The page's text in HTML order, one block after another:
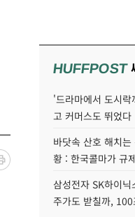
HUFFPOST
'드라마에서 도시
고 커머스도 뛰었다
바닷속 산호 해치
황 : 한국콜마가 규
삼성전자 SK하이
주가도 받칠까,